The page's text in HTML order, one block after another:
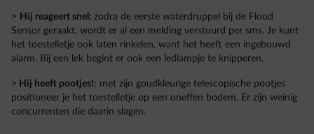
> Hij reageert snel: zodra de eerste waterdruppel bij de Flood
Sensor geraakt, wordt er al een melding verstuurd per sms. Je kunt
het toestelletje ook laten rinkelen, want het heeft een ingebouwd
alarm. Bij een lek begint er ook een ledlampje te knipperen.
> Hij heeft pootjes!: met zijn goudkleurige telescopische pootjes
positioneer je het toestelletje op een oneffen bodem. Er zijn weinig
concurrenten die daarin slagen.